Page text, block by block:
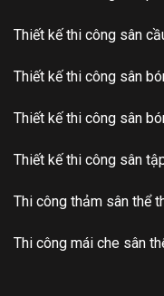
Thiết kế thi công sân
Thiết kế thi công sân
Thiết kế thi công sân
Thiết kế thi công sân
Thi công thảm sân thể
Thi công mái che sân